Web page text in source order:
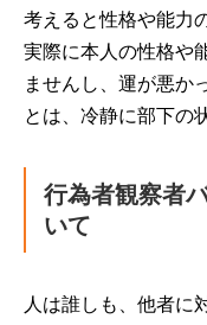
考えると性格や能力
実際に本人の性格や
ませんし、運が悪か
とは、冷静に部下の
行為者観察者
いて
人は誰しも、他者に